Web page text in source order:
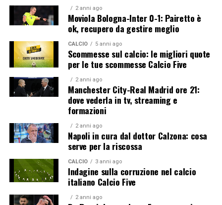
2 anni ago
Moviola Bologna-Inter 0-1: Pairetto è
ok, recupero da gestire meglio
CALCIO 5 anni ago
Scommesse sul calcio: le migliori quote
per le tue scommesse Calcio Five
2 anni ago
Manchester City-Real Madrid ore 21:
dove vederla in tv, streaming e
formazioni
2 anni ago
Napoli in cura dal dottor Calzona: cosa
serve per la riscossa
CALCIO 3 anni ago
Indagine sulla corruzione nel calcio
italiano Calcio Five
2 anni ago